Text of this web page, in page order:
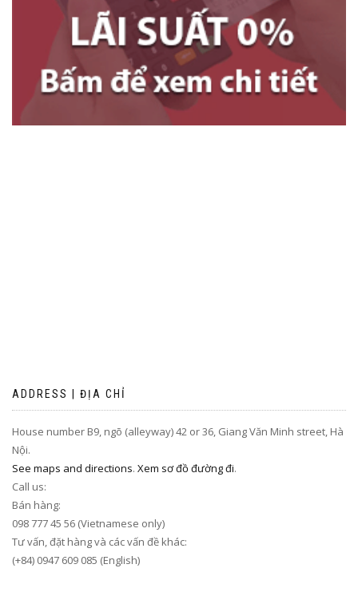
ADDRESS | ĐỊA CHỈ
House number B9, ngõ (alleyway) 42 or 36, Giang Văn Minh street, Hà
Nội.
See maps and directions. Xem sơ đồ đường đi.
Call us:
Bán hàng:
098 777 45 56 (Vietnamese only)
Tư vấn, đặt hàng và các vấn đề khác:
(+84) 0947 609 085 (English)